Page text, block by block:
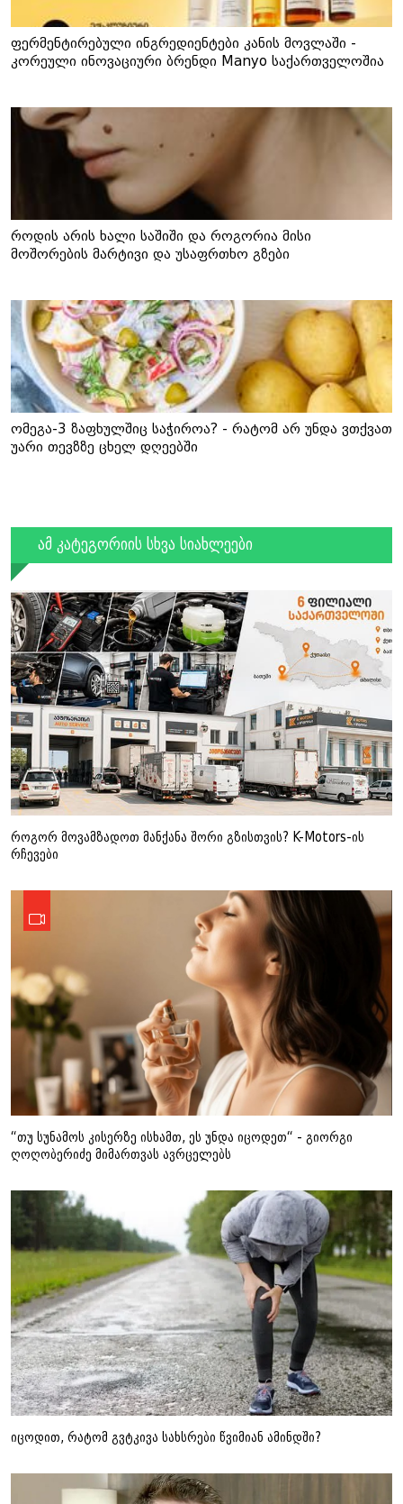
ფერმენტირებული ინგრედიენტები კანის მოვლაში -
კორეული ინოვაციური ბრენდი Manyo საქართველოშია
როდის არის ხალი საშიში და როგორია მისი
მოშორების მარტივი და უსაფრთხო გზები
ომეგა-3 ზაფხულშიც საჭიროა? - რატომ არ უნდა ვთქვათ
უარი თევზზე ცხელ დღეებში
ამ კატეგორიის სხვა სიახლეები
როგორ მოვამზადოთ მანქანა შორი გზისთვის? K-Motors-ის
რჩევები
“თუ სუნამოს კისერზე ისხამთ, ეს უნდა იცოდეთ“ - გიორგი
ღოღობერიძე მიმართვას ავრცელებს
იცოდით, რატომ გვტკივა სახსრები წვიმიან ამინდში?